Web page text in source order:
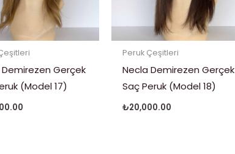
Gerçek
(Model 17)
Peruk Çeşitleri
Necla Demirezen Gerçek
Saç Peruk (Model 18)
₺20,000.00